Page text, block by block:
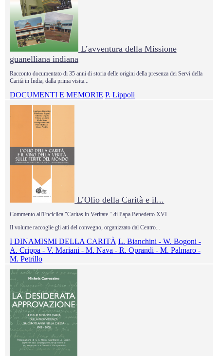
L’avventura della Missione
guanelliana indiana
Racconto documentato di 35 anni di storia delle origini della presenza dei Servi della
Carità in India, dalla prima visita...
DOCUMENTI E MEMORIE P. Lippoli
L’Olio della Carità e il...
Commento all'Enciclica "Caritas in Veritate " di Papa Benedetto XVI
Il volume raccoglie gli atti del convegno, organizzato dal Centro...
I DINAMISMI DELLA CARITÀ L. Bianchini - W. Bogoni -
A. Crippa - V. Mariani - M. Nava - R. Oprandi - M. Palmaro -
M. Petrillo